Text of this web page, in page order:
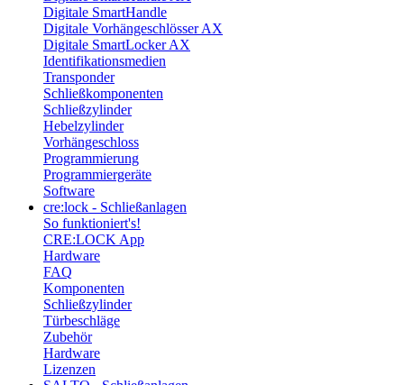
Digitale SmartHandle
Digitale Vorhängeschlösser AX
Digitale SmartLocker AX
Identifikationsmedien
Transponder
Schließkomponenten
Schließzylinder
Hebelzylinder
Vorhängeschloss
Programmierung
Programmiergeräte
Software
cre:lock - Schließanlagen
So funktioniert's!
CRE:LOCK App
Hardware
FAQ
Komponenten
Schließzylinder
Türbeschläge
Zubehör
Hardware
Lizenzen